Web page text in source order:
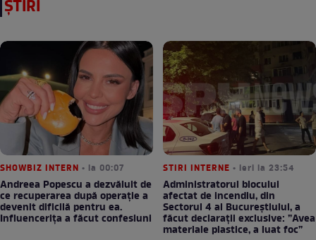
ȘTIRI
SHOWBIZ INTERN • la 00:07
Andreea Popescu a dezvăluit de
ce recuperarea după operație a
devenit dificilă pentru ea.
Influencerița a făcut confesiuni
STIRI INTERNE • ieri la 23:54
Administratorul blocului
afectat de incendiu, din
Sectorul 4 al Bucureștiului, a
făcut declarații exclusive: ”Avea
materiale plastice, a luat foc”